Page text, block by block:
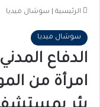
الرئيسية سوشال ميديا
سوشال ميديا
الدفاع
امرأة من